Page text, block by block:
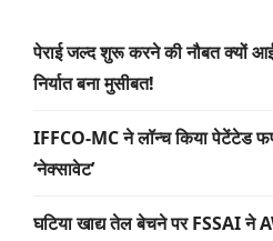
पेराई जल्द शुरू करने की नौबत क्यों
निर्यात बना मुसीबत!
IFFCO-MC ने लॉन्च किया पेटेंटेड
‘नेक्सावेट’
घटिया खाद्य तेल बेचने पर FSSAI ने